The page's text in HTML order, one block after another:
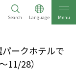
Search Language Menu
ークホテルで
11/28）